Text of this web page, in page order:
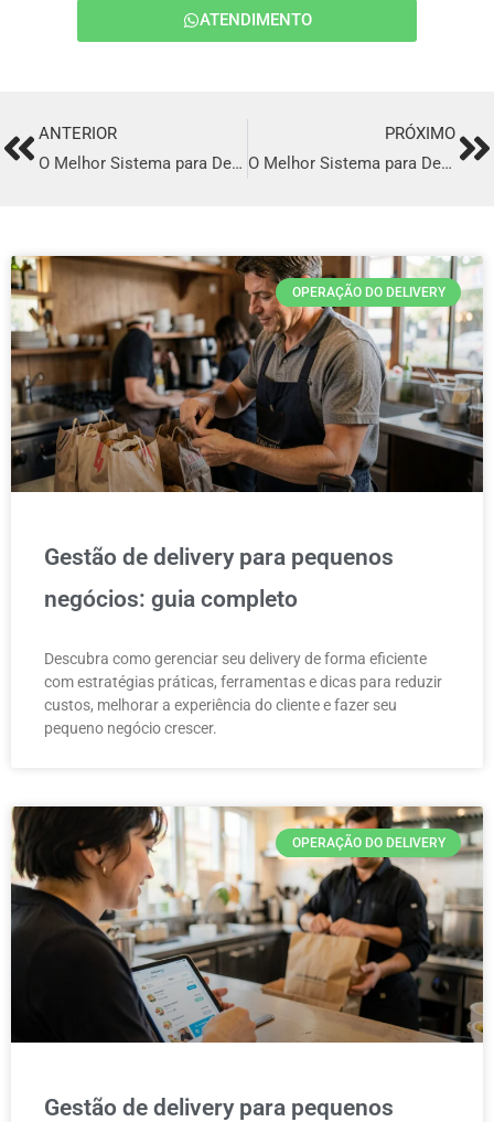
ATENDIMENTO
PrevANTERIOR
O Melhor Sistema para Delivery em Capivari
PRÓXIMO
O Melhor Sistema para Delivery em Itapagé
OPERAÇÃO DO DELIVERY
Gestão de delivery para pequenos
negócios: guia completo
Descubra como gerenciar seu delivery de forma eficiente
com estratégias práticas, ferramentas e dicas para reduzir
custos, melhorar a experiência do cliente e fazer seu
pequeno negócio crescer.
OPERAÇÃO DO DELIVERY
Gestão de delivery para pequenos